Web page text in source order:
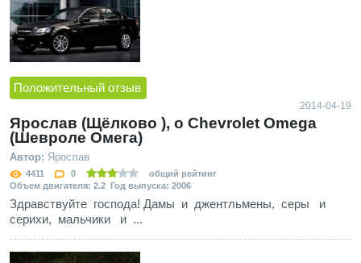
Положительный отзыв
2014-04-19
Ярослав (Щёлково ), о Chevrolet Omega
(Шевроле Омега)
Автор: Ярослав
4411 0
общий рейтинг
Объем двигателя: 2.2 Год выпуска: 2006
Здравствуйте господа! Дамы и джентльмены, серы и
серихи, мальчики и ...